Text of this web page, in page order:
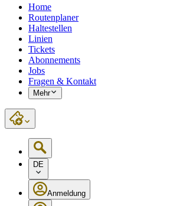
Home
Routenplaner
Haltestellen
Linien
Tickets
Abonnements
Jobs
Fragen & Kontakt
Mehr
DE
Anmeldung